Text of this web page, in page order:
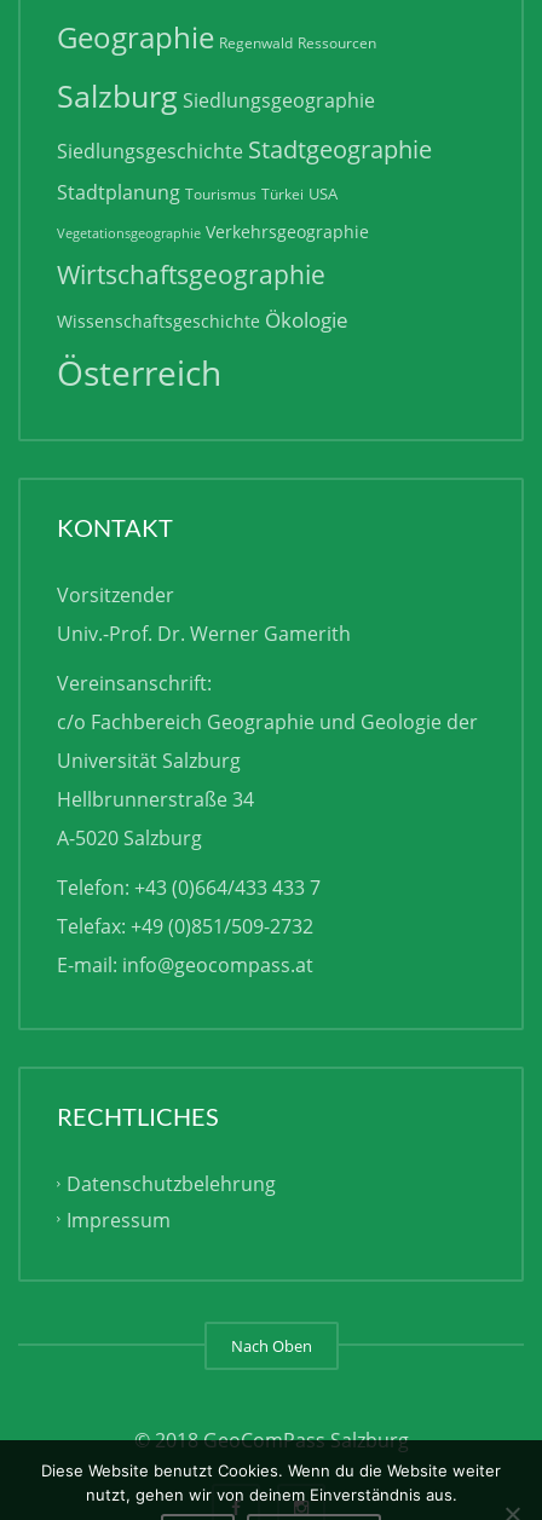
Geographie Regenwald Ressourcen
Salzburg Siedlungsgeographie
Siedlungsgeschichte Stadtgeographie
Stadtplanung Tourismus Türkei USA
Vegetationsgeographie Verkehrsgeographie
Wirtschaftsgeographie
Wissenschaftsgeschichte Ökologie
Österreich
KONTAKT
Vorsitzender
Univ.-Prof. Dr. Werner Gamerith
Vereinsanschrift:
c/o Fachbereich Geographie und Geologie der
Universität Salzburg
Hellbrunnerstraße 34
A-5020 Salzburg
Telefon: +43 (0)664/433 433 7
Telefax: +49 (0)851/509-2732
E-mail: info@geocompass.at
RECHTLICHES
Datenschutzbelehrung
Impressum
Nach Oben
© 2018 GeoComPass Salzburg
Diese Website benutzt Cookies. Wenn du die Website weiter
nutzt, gehen wir von deinem Einverständnis aus.